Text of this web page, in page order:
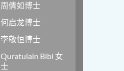
周倩如博士
何启龙博士
李敬恒博士
Quratulain Bibi 女
士